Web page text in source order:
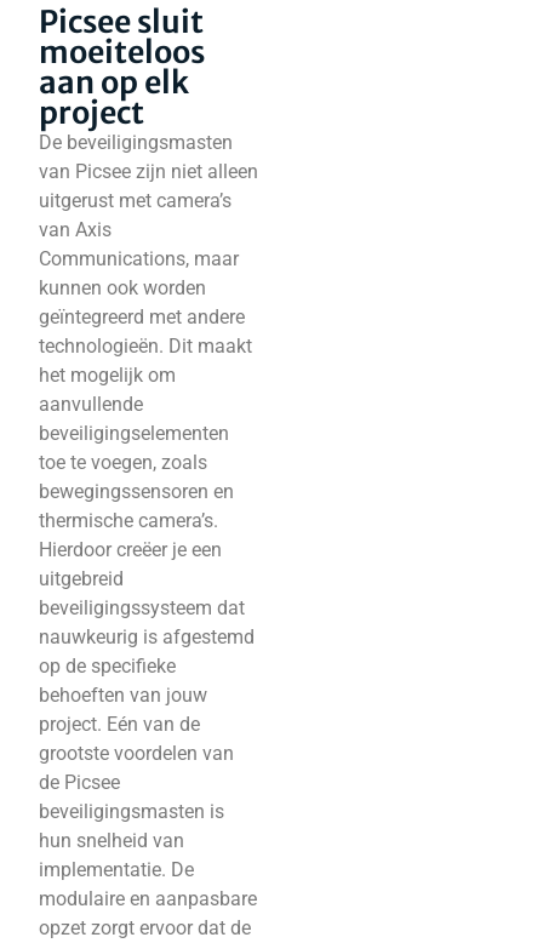
Picsee sluit
moeiteloos
aan op elk
project
De beveiligingsmasten
van Picsee zijn niet alleen
uitgerust met camera’s
van Axis
Communications, maar
kunnen ook worden
geïntegreerd met andere
technologieën. Dit maakt
het mogelijk om
aanvullende
beveiligingselementen
toe te voegen, zoals
bewegingssensoren en
thermische camera’s.
Hierdoor creëer je een
uitgebreid
beveiligingssysteem dat
nauwkeurig is afgestemd
op de specifieke
behoeften van jouw
project. Eén van de
grootste voordelen van
de Picsee
beveiligingsmasten is
hun snelheid van
implementatie. De
modulaire en aanpasbare
opzet zorgt ervoor dat de